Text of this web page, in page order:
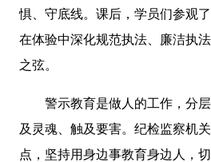
惧、守底线。课后，学员们参观
在体验中深化规范执法、廉洁执
之弦。
警示教育是做人的工作，分层
及灵魂、触及要害。纪检监察机
点，坚持用身边事教育身边人，